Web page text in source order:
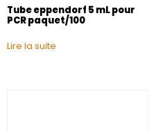
Tube eppendorf 5 mL pour
PCR paquet/100
Lire la suite